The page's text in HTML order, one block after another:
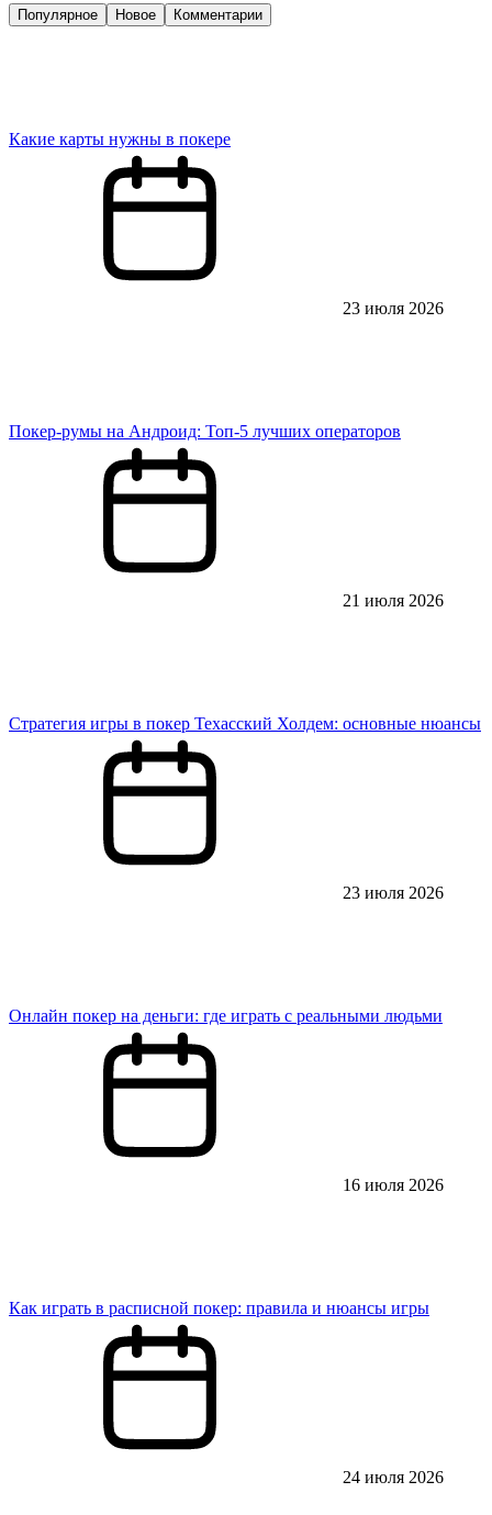
Популярное Новое Комментарии
Какие карты нужны в покере
23 июля 2026
Покер-румы на Андроид: Топ-5 лучших операторов
21 июля 2026
Стратегия игры в покер Техасский Холдем: основные нюансы
23 июля 2026
Онлайн покер на деньги: где играть с реальными людьми
16 июля 2026
Как играть в расписной покер: правила и нюансы игры
24 июля 2026